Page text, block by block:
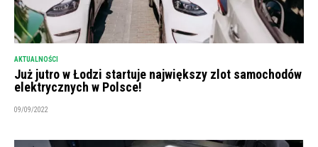
AKTUALNOŚCI
Już jutro w Łodzi startuje największy zlot samochodów
elektrycznych w Polsce!
09/09/2022